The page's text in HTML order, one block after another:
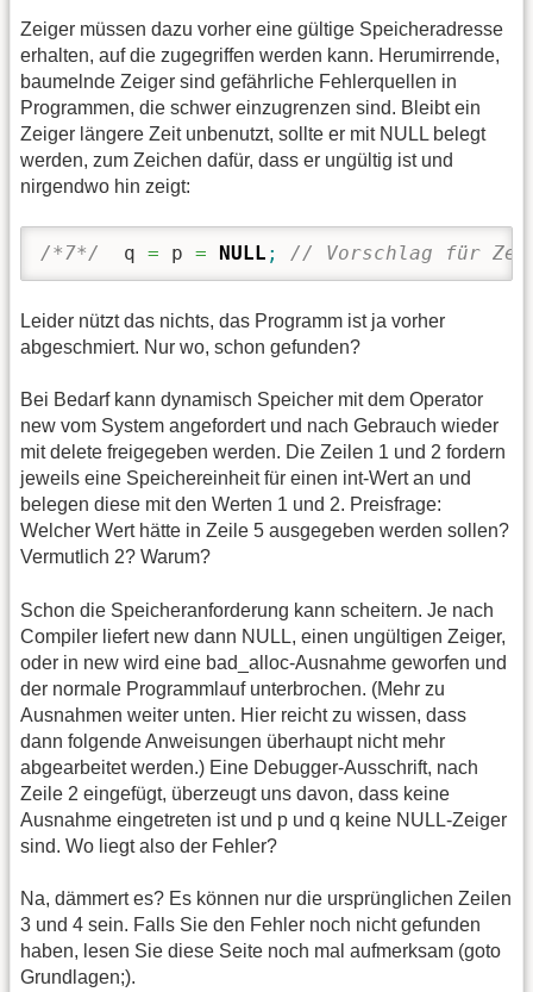
Zeiger müssen dazu vorher eine gültige Speicheradresse
erhalten, auf die zugegriffen werden kann. Herumirrende,
baumelnde Zeiger sind gefährliche Fehlerquellen in
Programmen, die schwer einzugrenzen sind. Bleibt ein
Zeiger längere Zeit unbenutzt, sollte er mit NULL belegt
werden, zum Zeichen dafür, dass er ungültig ist und
nirgendwo hin zeigt:
/*7*/
  q
= p = NULL ; // Vorschlag für
Leider nützt das nichts, das Programm ist ja vorher
abgeschmiert. Nur wo, schon gefunden?
Bei Bedarf kann dynamisch Speicher mit dem Operator
new vom System angefordert und nach Gebrauch wieder
mit delete freigegeben werden. Die Zeilen 1 und 2 fordern
jeweils eine Speichereinheit für einen int-Wert an und
belegen diese mit den Werten 1 und 2. Preisfrage:
Welcher Wert hätte in Zeile 5 ausgegeben werden sollen?
Vermutlich 2? Warum?
Schon die Speicheranforderung kann scheitern. Je nach
Compiler liefert new dann NULL, einen ungültigen Zeiger,
oder in new wird eine bad_alloc-Ausnahme geworfen und
der normale Programmlauf unterbrochen. (Mehr zu
Ausnahmen weiter unten. Hier reicht zu wissen, dass
dann folgende Anweisungen überhaupt nicht mehr
abgearbeitet werden.) Eine Debugger-Ausschrift, nach
Zeile 2 eingefügt, überzeugt uns davon, dass keine
Ausnahme eingetreten ist und p und q keine NULL-Zeiger
sind. Wo liegt also der Fehler?
Na, dämmert es? Es können nur die ursprünglichen Zeilen
3 und 4 sein. Falls Sie den Fehler noch nicht gefunden
haben, lesen Sie diese Seite noch mal aufmerksam (goto
Grundlagen;).